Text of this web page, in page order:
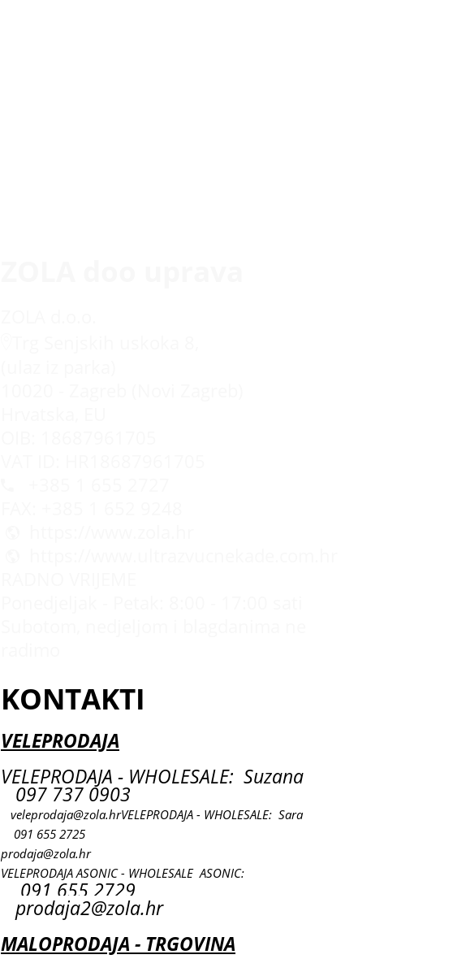
KONTAKTI
VELEPRODAJA
VELEPRODAJA - WHOLESALE: Suzana
097 737 0903
veleprodaja@zola.hrVELEPRODAJA - WHOLESALE: Sara
091 655 2725
prodaja@zola.hr
VELEPRODAJA ASONIC - WHOLESALE ASONIC:
091 655 2729
prodaja2@zola.hr
MALOPRODAJA - TRGOVINA